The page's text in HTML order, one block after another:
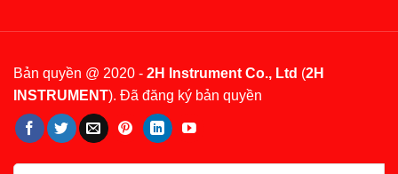
Bản quyền @ 2020 - 2H Instrument Co., Ltd (2H
INSTRUMENT). Đã đăng ký bản quyền